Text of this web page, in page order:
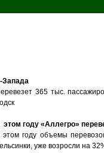
Запада
365 тыс.
этом году «Аллегро»
этом году объемы
уже возросли на